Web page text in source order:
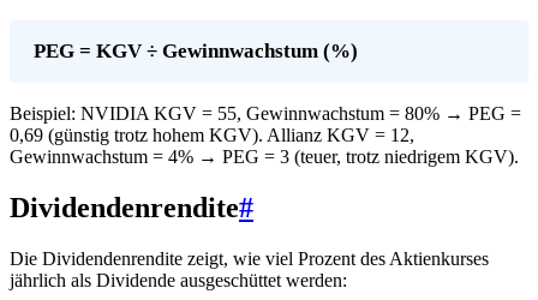
PEG = KGV ÷ Gewinnwachstum (%)
Beispiel: NVIDIA KGV = 55, Gewinnwachstum = 80% → PEG =
0,69 (günstig trotz hohem KGV). Allianz KGV = 12,
Gewinnwachstum = 4% → PEG = 3 (teuer, trotz niedrigem KGV).
Dividendenrendite#
Die Dividendenrendite zeigt, wie viel Prozent des Aktienkurses
jährlich als Dividende ausgeschüttet werden: